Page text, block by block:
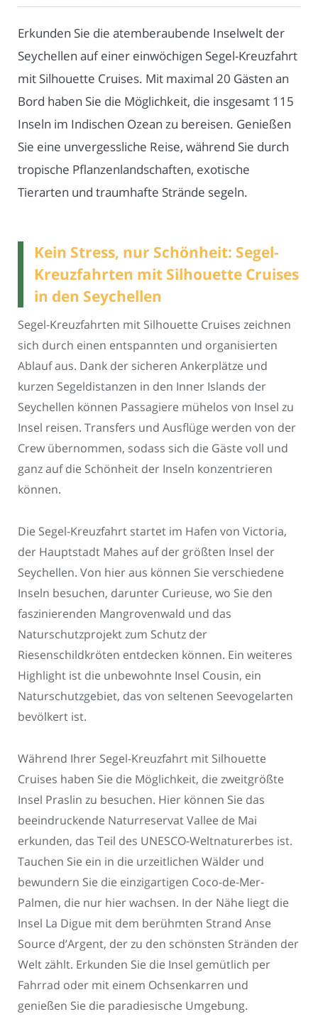
Erkunden Sie die atemberaubende Inselwelt der
Seychellen auf einer einwöchigen Segel-Kreuzfahrt
mit Silhouette Cruises. Mit maximal 20 Gästen an
Bord haben Sie die Möglichkeit, die insgesamt 115
Inseln im Indischen Ozean zu bereisen. Genießen
Sie eine unvergessliche Reise, während Sie durch
tropische Pflanzenlandschaften, exotische
Tierarten und traumhafte Strände segeln.
Kein Stress, nur Schönheit: Segel-
Kreuzfahrten mit Silhouette Cruises
in den Seychellen
Segel-Kreuzfahrten mit Silhouette Cruises zeichnen
sich durch einen entspannten und organisierten
Ablauf aus. Dank der sicheren Ankerplätze und
kurzen Segeldistanzen in den Inner Islands der
Seychellen können Passagiere mühelos von Insel zu
Insel reisen. Transfers und Ausflüge werden von der
Crew übernommen, sodass sich die Gäste voll und
ganz auf die Schönheit der Inseln konzentrieren
können.
Die Segel-Kreuzfahrt startet im Hafen von Victoria,
der Hauptstadt Mahes auf der größten Insel der
Seychellen. Von hier aus können Sie verschiedene
Inseln besuchen, darunter Curieuse, wo Sie den
faszinierenden Mangrovenwald und das
Naturschutzprojekt zum Schutz der
Riesenschildkröten entdecken können. Ein weiteres
Highlight ist die unbewohnte Insel Cousin, ein
Naturschutzgebiet, das von seltenen Seevogelarten
bevölkert ist.
Während Ihrer Segel-Kreuzfahrt mit Silhouette
Cruises haben Sie die Möglichkeit, die zweitgrößte
Insel Praslin zu besuchen. Hier können Sie das
beeindruckende Naturreservat Vallee de Mai
erkunden, das Teil des UNESCO-Weltnaturerbes ist.
Tauchen Sie ein in die urzeitlichen Wälder und
bewundern Sie die einzigartigen Coco-de-Mer-
Palmen, die nur hier wachsen. In der Nähe liegt die
Insel La Digue mit dem berühmten Strand Anse
Source d’Argent, der zu den schönsten Stränden der
Welt zählt. Erkunden Sie die Insel gemütlich per
Fahrrad oder mit einem Ochsenkarren und
genießen Sie die paradiesische Umgebung.